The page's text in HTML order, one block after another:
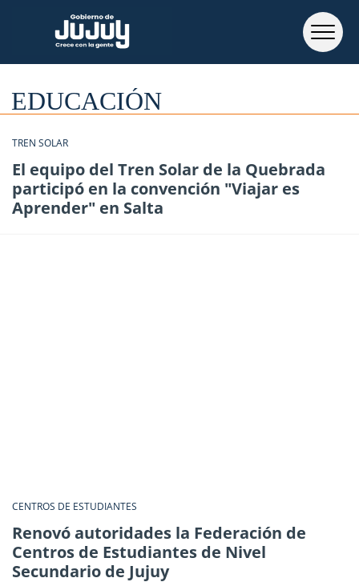
EDUCACIÓN
TREN SOLAR
El equipo del Tren Solar de la Quebrada
participó en la convención "Viajar es
Aprender" en Salta
CENTROS DE ESTUDIANTES
Renovó autoridades la Federación de
Centros de Estudiantes de Nivel
Secundario de Jujuy